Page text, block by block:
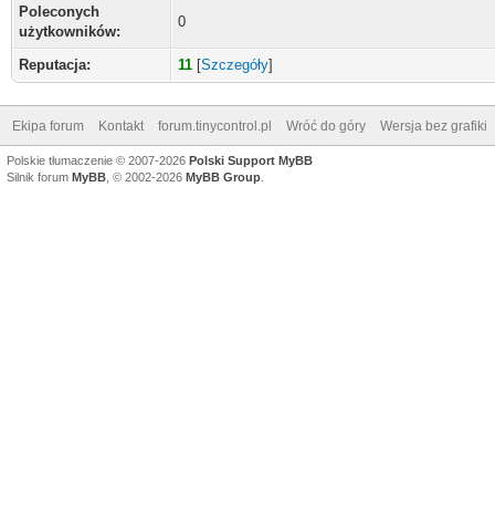
Poleconych
użytkowników:
0
Reputacja: 11 [Szczegóły]
Ekipa forum Kontakt forum.tinycontrol.pl Wróć do góry Wersja bez grafiki
Polskie tłumaczenie © 2007-2026 Polski Support MyBB
Silnik forum MyBB , © 2002-2026 MyBB Group